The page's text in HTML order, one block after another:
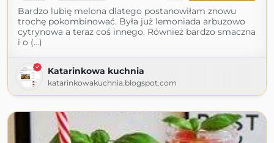
Bardzo lubię melona dlatego postanowiłam znowu
trochę pokombinować. Była już lemoniada arbuzowo
cytrynowa a teraz coś innego. Również bardzo smaczna
i o (...)
Katarinkowa kuchnia
katarinkowakuchnia.blogspot.com